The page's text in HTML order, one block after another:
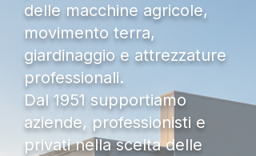
delle macchine agricole,
movimento terra,
giardinaggio e attrezzature
professionali.
Dal 1951 supportiamo
aziende, professionisti e
privati nella scelta delle